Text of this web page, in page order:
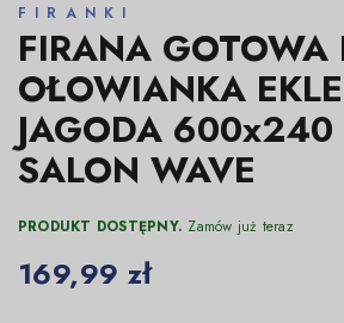
FIRANKI
FIRANA GOTOWA
OŁOWIANKA
JAGODA 600x240
SALON WAVE
PRODUKT DOSTĘPNY. Zamów już teraz
169,99 zł